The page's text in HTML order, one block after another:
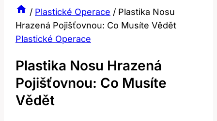
/ Plastické Operace / Plastika Nosu
Hrazená Pojišťovnou: Co Musíte Vědět
Plastické Operace
Plastika Nosu Hrazená
Pojišťovnou: Co Musíte
Vědět